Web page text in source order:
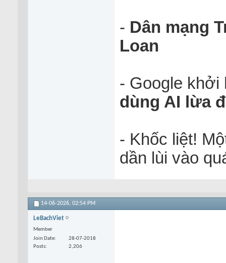
- Dân mạng
Loan
- Google khởi
dùng AI lừa
- Khốc liệt!
dần lùi vào
14-06-2026, 02:54 PM
LeBachViet
Member
Join Date
28-07-2018
Posts
2,206